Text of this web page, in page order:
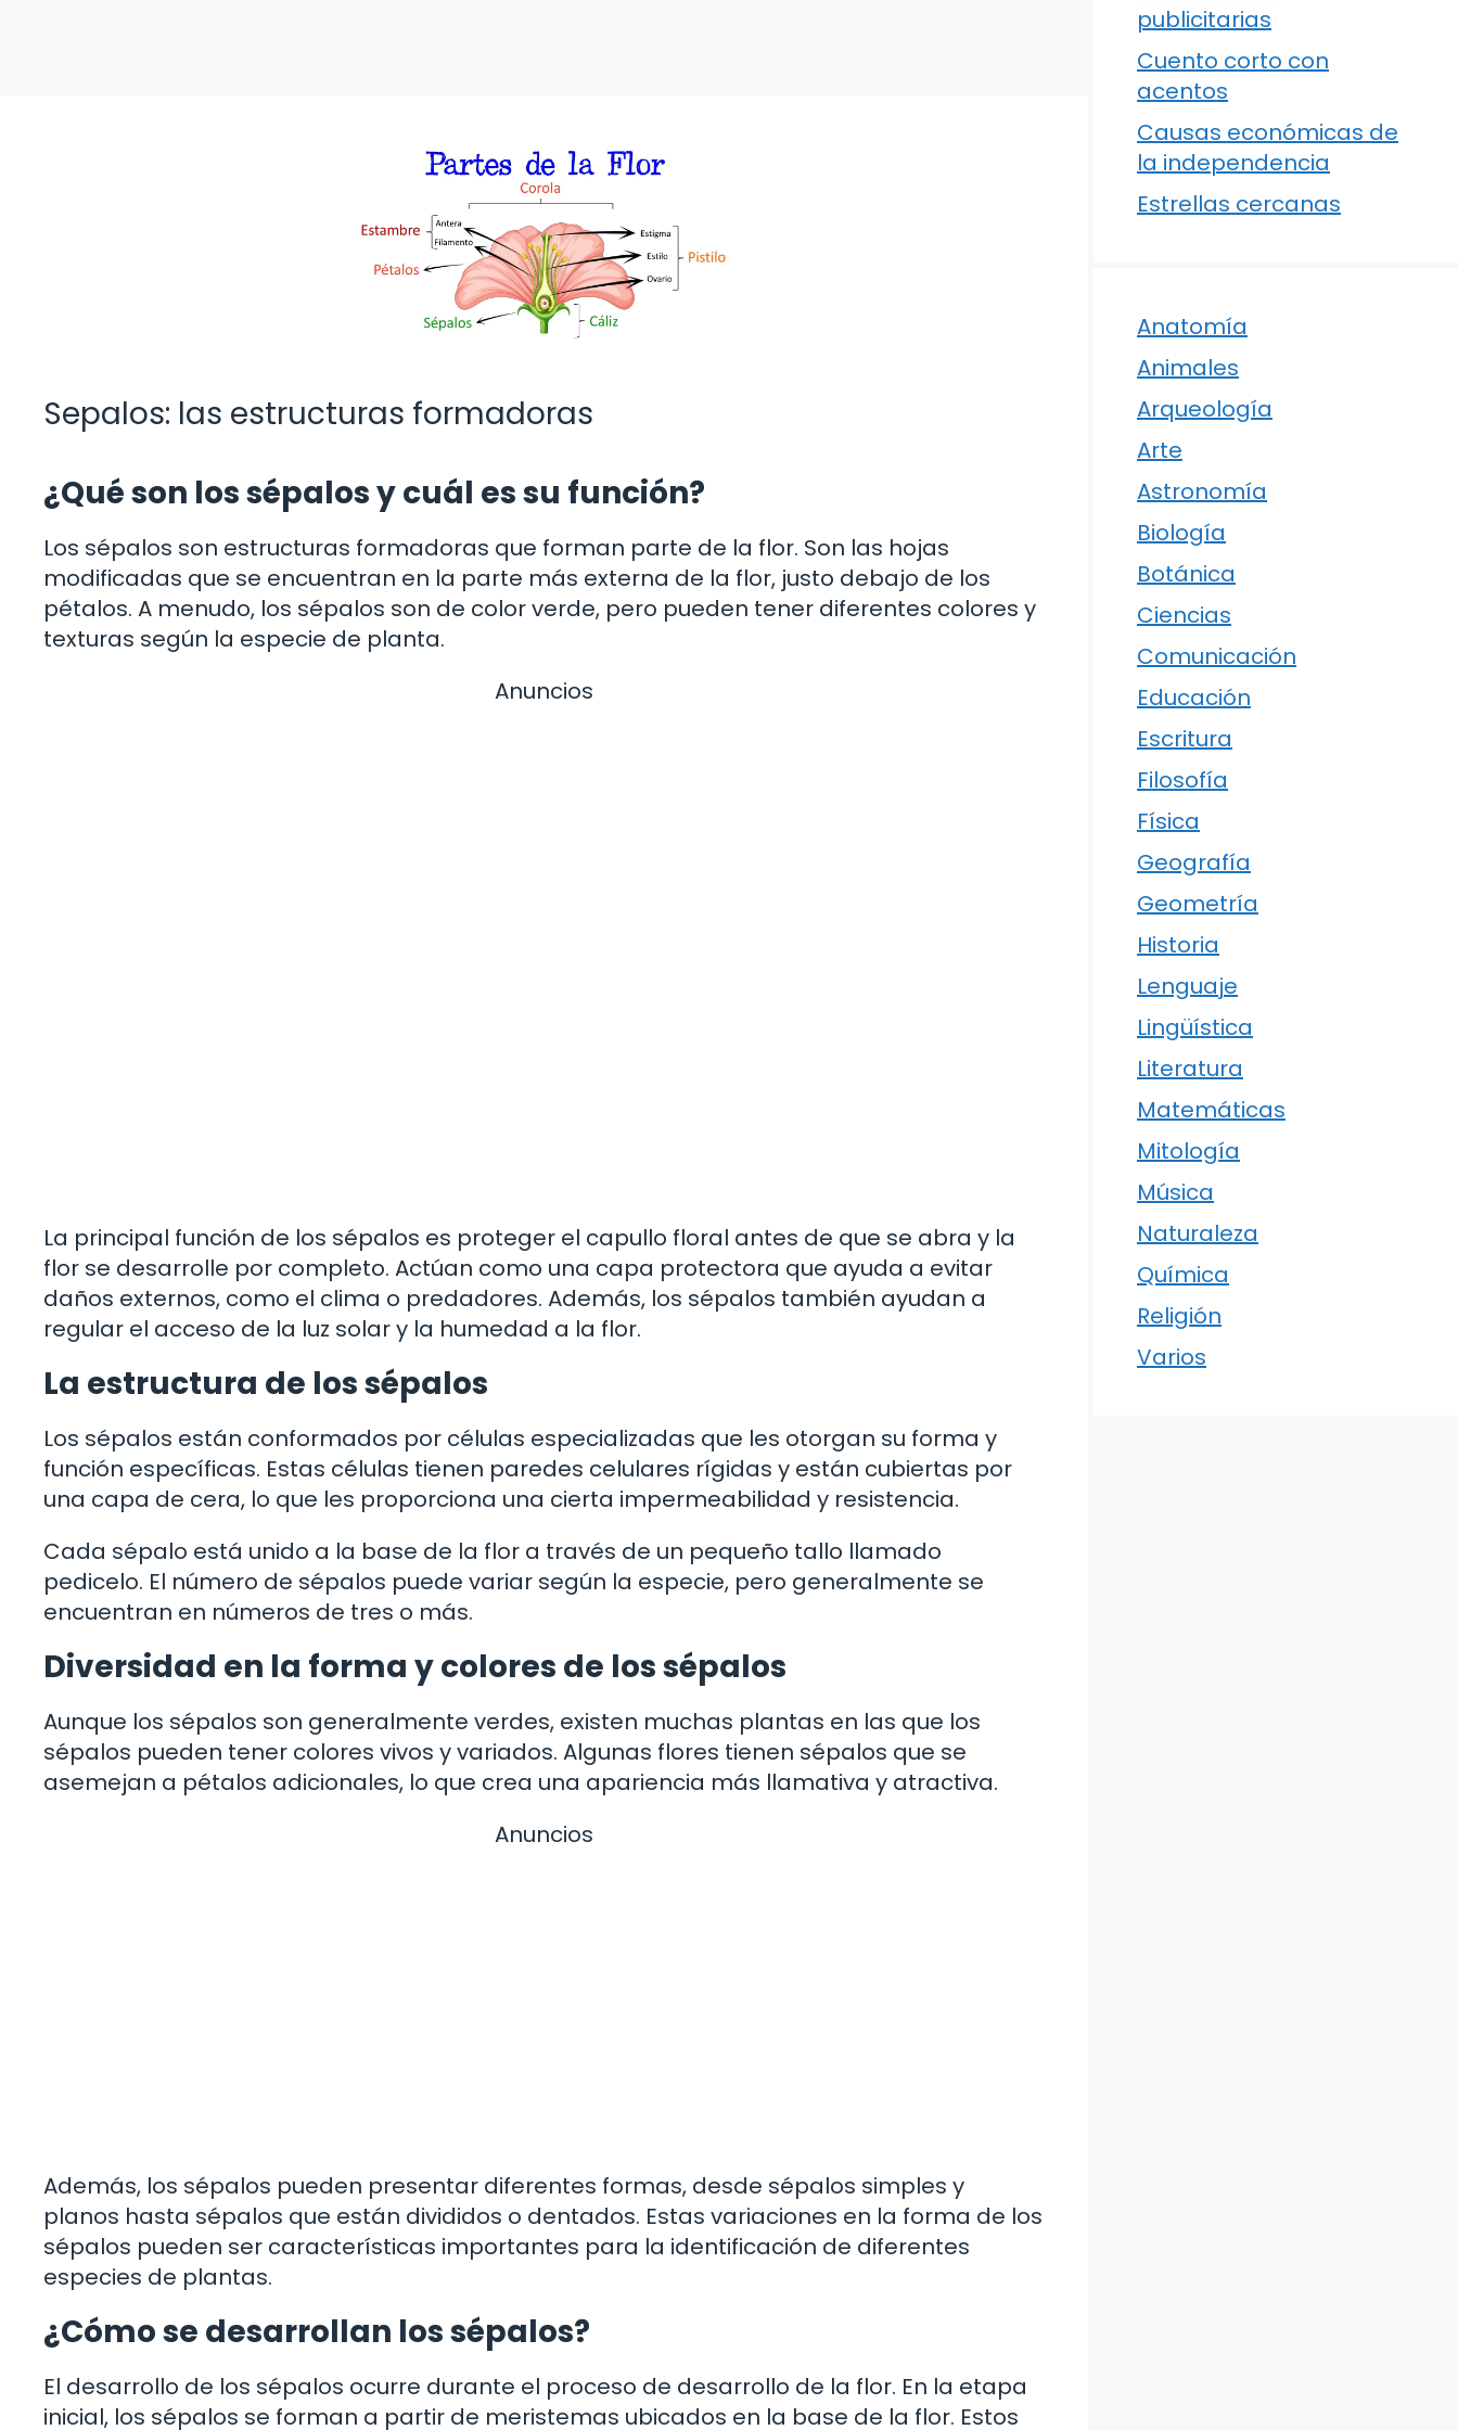
Sepalos: las estructuras formadoras
¿Qué son los sépalos y cuál es su función?
Los sépalos son estructuras formadoras que forman parte de la flor. Son las hojas
modificadas que se encuentran en la parte más externa de la flor, justo debajo de los
pétalos. A menudo, los sépalos son de color verde, pero pueden tener diferentes colores y
texturas según la especie de planta.
Anuncios
La principal función de los sépalos es proteger el capullo floral antes de que se abra y la
flor se desarrolle por completo. Actúan como una capa protectora que ayuda a evitar
daños externos, como el clima o predadores. Además, los sépalos también ayudan a
regular el acceso de la luz solar y la humedad a la flor.
La estructura de los sépalos
Los sépalos están conformados por células especializadas que les otorgan su forma y
función específicas. Estas células tienen paredes celulares rígidas y están cubiertas por
una capa de cera, lo que les proporciona una cierta impermeabilidad y resistencia.
Cada sépalo está unido a la base de la flor a través de un pequeño tallo llamado
pedicelo. El número de sépalos puede variar según la especie, pero generalmente se
encuentran en números de tres o más.
Diversidad en la forma y colores de los sépalos
Aunque los sépalos son generalmente verdes, existen muchas plantas en las que los
sépalos pueden tener colores vivos y variados. Algunas flores tienen sépalos que se
asemejan a pétalos adicionales, lo que crea una apariencia más llamativa y atractiva.
Anuncios
Además, los sépalos pueden presentar diferentes formas, desde sépalos simples y
planos hasta sépalos que están divididos o dentados. Estas variaciones en la forma de los
sépalos pueden ser características importantes para la identificación de diferentes
especies de plantas.
¿Cómo se desarrollan los sépalos?
El desarrollo de los sépalos ocurre durante el proceso de desarrollo de la flor. En la etapa
inicial, los sépalos se forman a partir de meristemas ubicados en la base de la flor. Estos
publicitarias
Cuento corto con
acentos
Causas económicas de
la independencia
Estrellas cercanas
Anatomía
Animales
Arqueología
Arte
Astronomía
Biología
Botánica
Ciencias
Comunicación
Educación
Escritura
Filosofía
Física
Geografía
Geometría
Historia
Lenguaje
Lingüística
Literatura
Matemáticas
Mitología
Música
Naturaleza
Química
Religión
Varios